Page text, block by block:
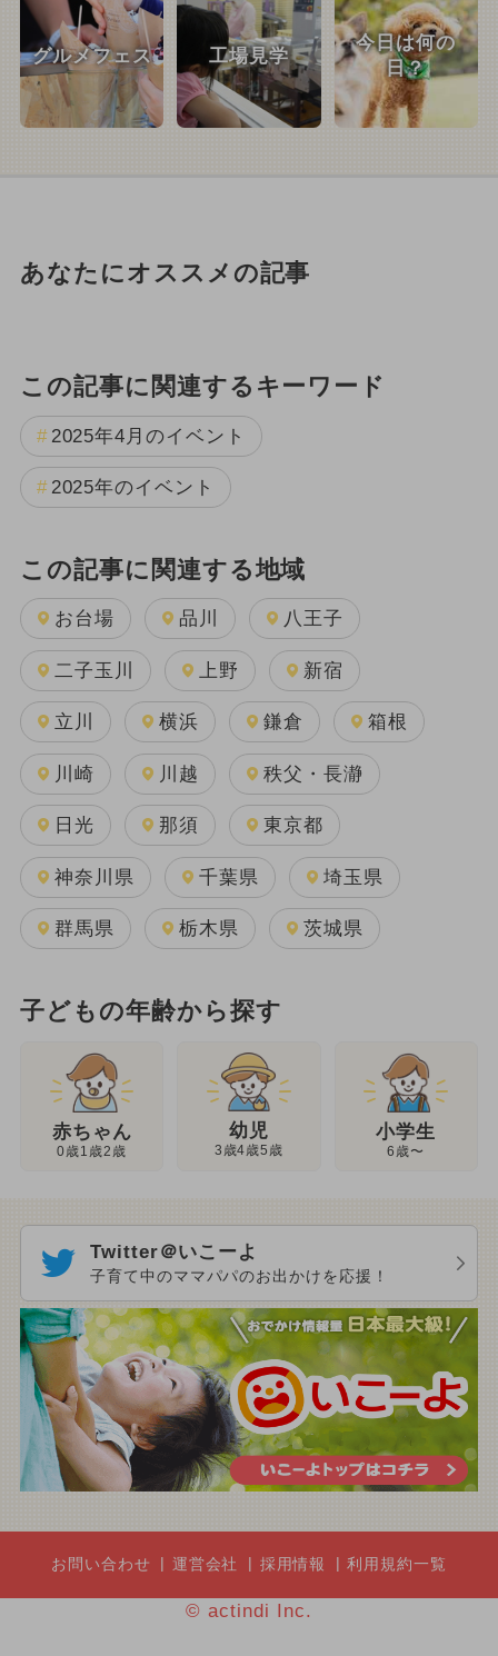
グルメフェス 工場見学
今日は何の
日？
あなたにオススメの記事
この記事に関連するキーワード
2025年4月のイベント
2025年のイベント
この記事に関連する地域
お台場 品川 八王子
二子玉川 上野 新宿
立川 横浜 鎌倉 箱根
川崎 川越 秩父・長瀞
日光 那須 東京都
神奈川県 千葉県 埼玉県
群馬県 栃木県 茨城県
子どもの年齢から探す
赤ちゃん
0歳1歳2歳
幼児
3歳4歳5歳
小学生
6歳〜
Twitter＠いこーよ
子育て中のママパパのお出かけを応援！
お問い合わせ 運営会社 採用情報 利用規約一覧
© actindi Inc.